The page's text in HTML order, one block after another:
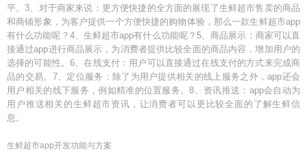
平。3、对于商家来说：更方便快捷的全方面的展现了生鲜超市售卖的商品
和商铺形象，为客户提供一个方便快捷的购物体验，那么一款生鲜超市app
有什么功能呢？4、生鲜超市app有什么功能呢？5、商品展示：商家可以直
接通过app进行商品展示，为消费者提供比较全面的商品内容，增加用户的
选择的可能性。6、在线支付：用户可以直接通过在线支付的方式来完成商
品的交易。7、定位服务：除了为用户提供相关的线上服务之外，app还会
用户相关的线下服务，例如精准的位置服务。8、资讯推送：app会自动为
用户推送相关的生鲜超市资讯，让消费者可以更比较全面的了解生鲜信
息。
生鲜超市app开发功能与方案